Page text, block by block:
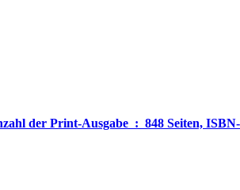
3764533694, Originaltitel ‏ : ‎ For